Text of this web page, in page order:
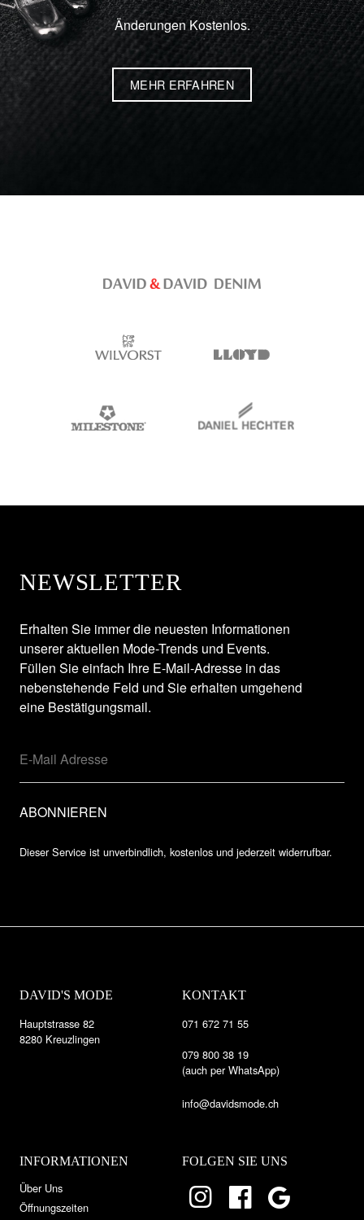
Änderungen Kostenlos.
MEHR ERFAHREN
NEWSLETTER
Erhalten Sie immer die neuesten Informationen
unserer aktuellen Mode-Trends und Events.
Füllen Sie einfach Ihre E-Mail-Adresse in das
nebenstehende Feld und Sie erhalten umgehend
eine Bestätigungsmail.
Dieser Service ist unverbindlich, kostenlos und jederzeit widerrufbar.
DAVID'S MODE
Hauptstrasse 82
8280 Kreuzlingen
KONTAKT
071 672 71 55
079 800 38 19
(auch per WhatsApp)
info@davidsmode.ch
INFORMATIONEN
Über Uns
Öffnungszeiten
FOLGEN SIE UNS